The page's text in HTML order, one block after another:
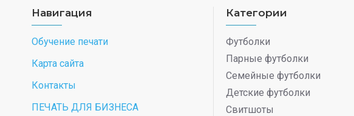
Навигация
Обучение печати
Карта сайта
Контакты
ПЕЧАТЬ ДЛЯ БИЗНЕСА
Категории
Футболки
Парные футболки
Семейные футболки
Детские футболки
Свитшоты